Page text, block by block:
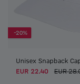
-20%
Unisex Snapback
EUR 22.40
EUR